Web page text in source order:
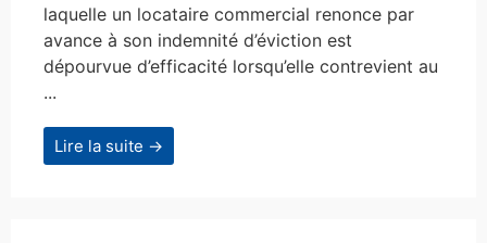
laquelle un locataire commercial renonce par
avance à son indemnité d’éviction est
dépourvue d’efficacité lorsqu’elle contrevient au
...
Lire la suite →